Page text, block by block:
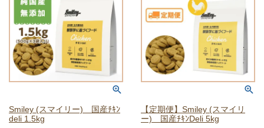
Smiley (スマイリー) 国産ﾁｷﾝ
deli 1.5kg
【定期便】Smiley (スマイリ
ー) 国産ﾁｷﾝDeli 5kg